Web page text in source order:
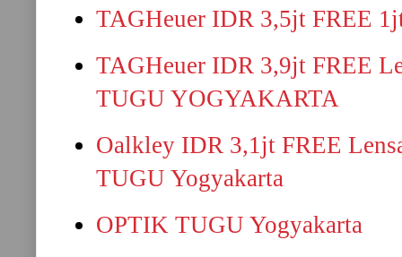
TAGHeuer IDR 3,5jt FREE
TAGHeuer IDR 3,9jt FREE
TUGU YOGYAKARTA
Oalkley IDR 3,1jt FREE
TUGU Yogyakarta
OPTIK TUGU Yogyakarta